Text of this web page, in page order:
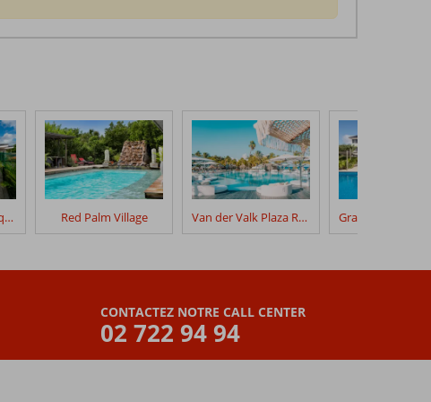
Casita Palma Boutique Resort Red Palm Village Van der Valk Plaza Royal Residence Bonaire
CONTACTEZ NOTRE CALL CENTER
02 722 94 94